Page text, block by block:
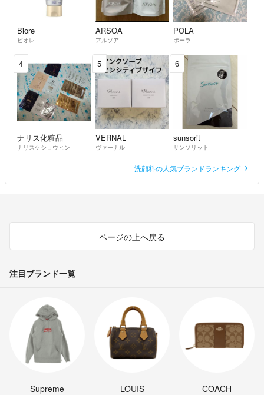
Biore
ビオレ
ARSOA
アルソア
POLA
ポーラ
4
ナリス化粧品
ナリスケショウヒン
5
VERNAL
ヴァーナル
6
sunsorit
サンソリット
洗顔料の人気ブランドランキング
ページの上へ戻る
注目ブランド一覧
Supreme
LOUIS
COACH